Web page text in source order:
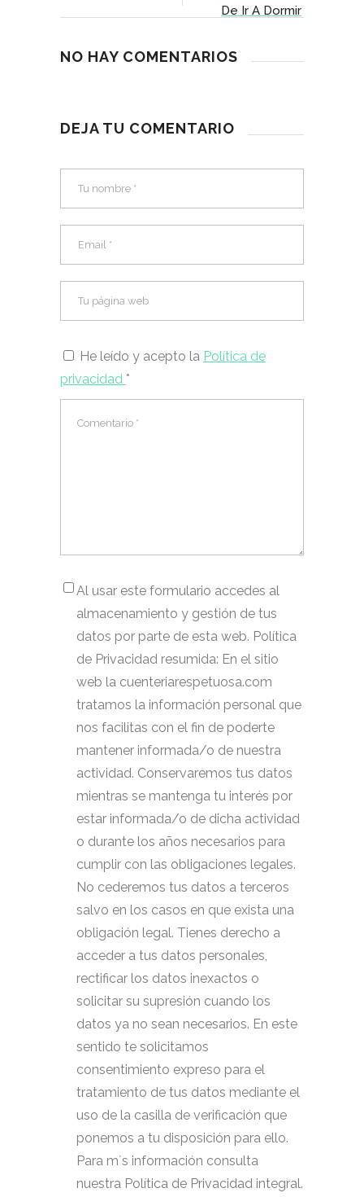
De Ir A Dormir
NO HAY COMENTARIOS
DEJA TU COMENTARIO
He leído y acepto la Política de
privacidad *
Al usar este formulario accedes al
almacenamiento y gestión de tus
datos por parte de esta web. Política
de Privacidad resumida: En el sitio
web la cuenteriarespetuosa.com
tratamos la información personal que
nos facilitas con el fin de poderte
mantener informada/o de nuestra
actividad. Conservaremos tus datos
mientras se mantenga tu interés por
estar informada/o de dicha actividad
o durante los años necesarios para
cumplir con las obligaciones legales.
No cederemos tus datos a terceros
salvo en los casos en que exista una
obligación legal. Tienes derecho a
acceder a tus datos personales,
rectificar los datos inexactos o
solicitar su supresión cuando los
datos ya no sean necesarios. En este
sentido te solicitamos
consentimiento expreso para el
tratamiento de tus datos mediante el
uso de la casilla de verificación que
ponemos a tu disposición para ello.
Para m´s información consulta
nuestra Política de Privacidad integral.